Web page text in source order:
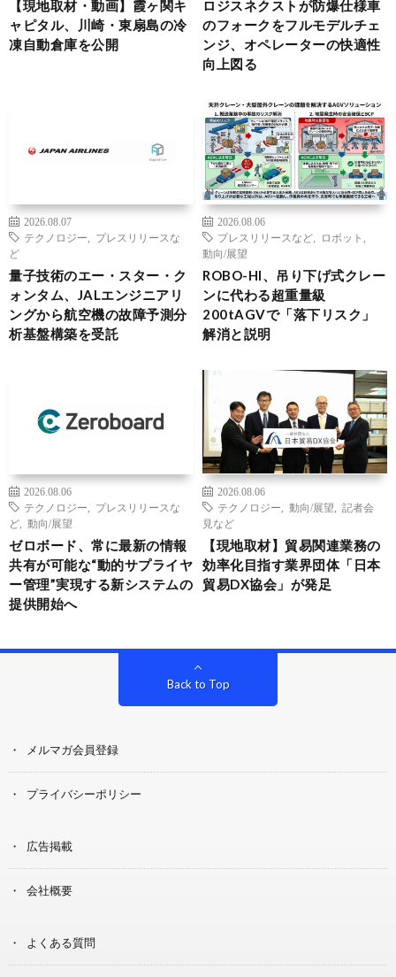
【現地取材・動画】霞ヶ関キ
ャピタル、川崎・東扇島の冷
凍自動倉庫を公開
ロジスネクストが防爆仕様車
のフォークをフルモデルチェ
ンジ、オペレーターの快適性
向上図る
2026.08.07
テクノロジー
プレスリリースな
ど
量子技術のエー・スター・ク
ォンタム、JALエンジニアリ
ングから航空機の故障予測分
析基盤構築を受託
2026.08.06
プレスリリースなど
ロボット
動向/展望
ROBO-HI、吊り下げ式クレー
ンに代わる超重量級
200tAGVで「落下リスク」
解消と説明
2026.08.06
テクノロジー
プレスリリースな
ど
動向/展望
ゼロボード、常に最新の情報
共有が可能な“動的サプライヤ
ー管理”実現する新システムの
提供開始へ
2026.08.06
テクノロジー
動向/展望
記者会
見など
【現地取材】貿易関連業務の
効率化目指す業界団体「日本
貿易DX協会」が発足
Back to Top
メルマガ会員登録
プライバシーポリシー
広告掲載
会社概要
よくある質問